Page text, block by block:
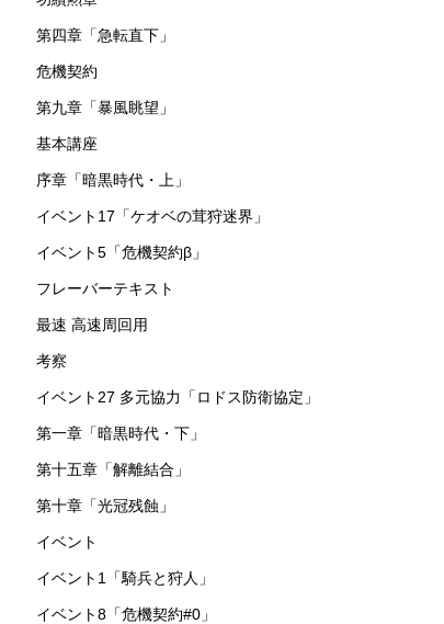
第四章「急転直下」
危機契約
第九章「暴風眺望」
基本講座
序章「暗黒時代・上」
イベント17「ケオベの茸狩迷界」
イベント5「危機契約β」
フレーバーテキスト
最速 高速周回用
考察
イベント27 多元協力「ロドス防衛協定」
第一章「暗黒時代・下」
第十五章「解離結合」
第十章「光冠残蝕」
イベント
イベント1「騎兵と狩人」
イベント8「危機契約#0」